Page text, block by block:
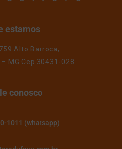
estamos
Alto Barroca,
MG Cep 30431-028
conosco
1011 (whatsapp)